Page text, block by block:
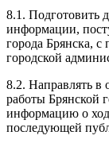
8.1. Подготовить
информации,
города Брянска,
городской
8.2. Направлять в
работы Брянской
информацию о
последующей